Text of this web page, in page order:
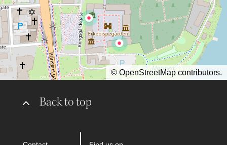
Back to top
© OpenStreetMap contributors.